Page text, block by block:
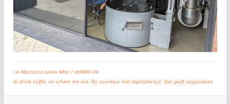
La Marzocco Linea Mini / etzMAX LM
Ik drink koffie, en scheer me nat. Bij voorkeur niet tegelijkertijd. Dat geeft ongelukken.